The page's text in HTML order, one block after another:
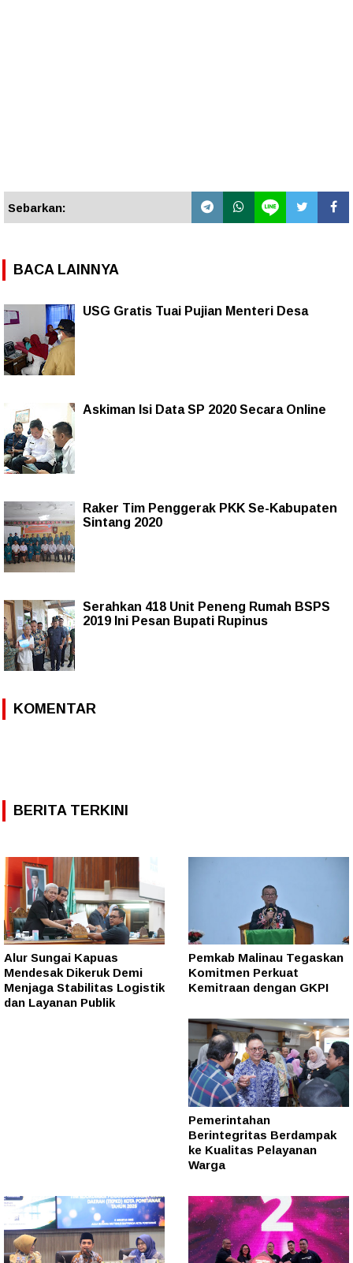
Sebarkan:
BACA LAINNYA
USG Gratis Tuai Pujian Menteri Desa
Askiman Isi Data SP 2020 Secara Online
Raker Tim Penggerak PKK Se-Kabupaten
Sintang 2020
Serahkan 418 Unit Peneng Rumah BSPS
2019 Ini Pesan Bupati Rupinus
KOMENTAR
BERITA TERKINI
Alur Sungai Kapuas
Mendesak Dikeruk Demi
Menjaga Stabilitas Logistik
dan Layanan Publik
Pemkab Malinau Tegaskan
Komitmen Perkuat
Kemitraan dengan GKPI
Pemerintahan
Berintegritas Berdampak
ke Kualitas Pelayanan
Warga